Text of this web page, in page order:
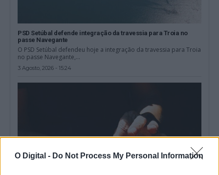
O Digital - Do Not Process My Personal Information
PSD Setúbal defende integração da travessia para Troia no
passe Navegante
O PSD Setúbal defendeu hoje a integração da travessia para Troia
no passe Navegante,...
3 Agosto, 2026 - 15:24